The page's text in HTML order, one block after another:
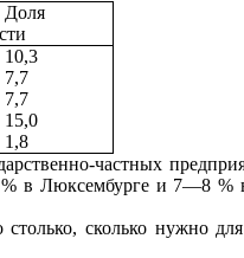
Доля
10,3
7,7
7,7
15,0
1,8
частных
% в Люксембурге и 7—8
сколько нужно